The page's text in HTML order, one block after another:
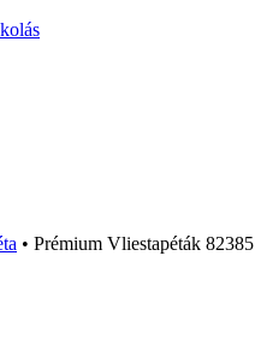
• Prémium Vliestapéták 82385